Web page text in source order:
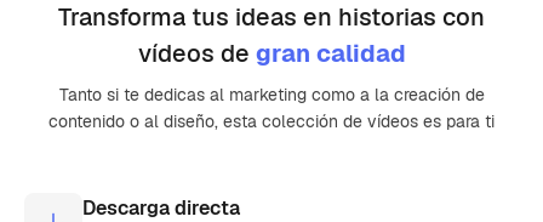
Transforma tus ideas en historias con
vídeos de gran calidad
Tanto si te dedicas al marketing como a la creación de
contenido o al diseño, esta colección de vídeos es para ti
Descarga directa